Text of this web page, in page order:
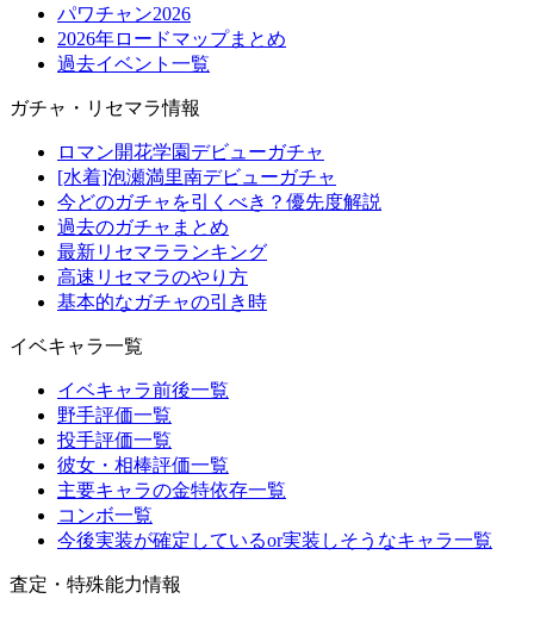
パワチャン2026
2026年ロードマップまとめ
過去イベント一覧
ガチャ・リセマラ情報
ロマン開花学園デビューガチャ
[水着]泡瀬満里南デビューガチャ
今どのガチャを引くべき？優先度解説
過去のガチャまとめ
最新リセマラランキング
高速リセマラのやり方
基本的なガチャの引き時
イベキャラ一覧
イベキャラ前後一覧
野手評価一覧
投手評価一覧
彼女・相棒評価一覧
主要キャラの金特依存一覧
コンボ一覧
今後実装が確定しているor実装しそうなキャラ一覧
査定・特殊能力情報